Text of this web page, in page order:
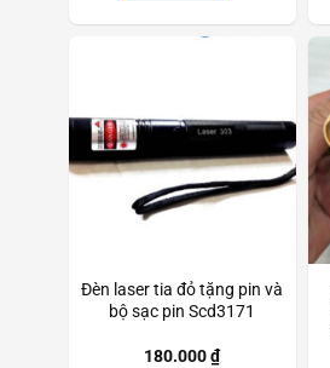
Đèn laser tia đỏ tặng pin và
bộ sạc pin Scd3171
180.000₫